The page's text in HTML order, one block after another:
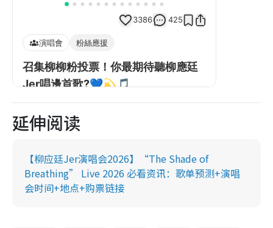
延伸阅读
【柳应廷Jer演唱会2026】“The Shade of
Breathing” Live 2026 必看资讯：歌单预测+演唱
会时间+地点+购票链接